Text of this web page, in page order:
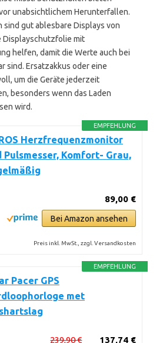
unabsichtlichem Herunterfallen.
sind gut ablesbare Displays von
Displayschutzfolie mit
helfen, damit die Werte auch bei
sind. Ersatzakkus oder eine
um die Geräte jederzeit
besonders wenn das Laden
wird.
EMPFEHLUNG
Herzfrequenzmonitor
Pulsmesser, Komfort- Grau,
89,00 €
Bei Amazon ansehen
Preis inkl. MwSt., zzgl. Versandkosten
EMPFEHLUNG
Pacer GPS
met
137,74 €
239,90 €